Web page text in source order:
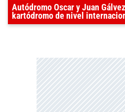
Autódromo Oscar y Juan
kartódromo de nivel